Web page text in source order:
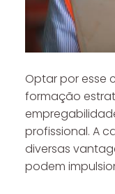
Optar por esse
formação
profissional. A
diversas
podem